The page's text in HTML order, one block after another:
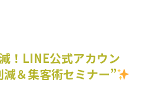
！LINE公式アカウン
減＆集客術セミナー”